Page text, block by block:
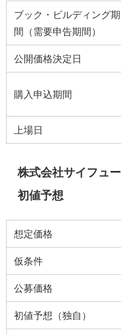
ブック・ビルディング期
間（需要申告期間）
公開価格決定日
購入申込期間
上場日
株式会社サイフュ
初値予想
想定価格
仮条件
公募価格
初値予想（独自）